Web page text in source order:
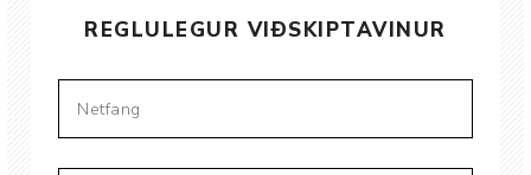
REGLULEGUR VIÐSKIPTAVINUR